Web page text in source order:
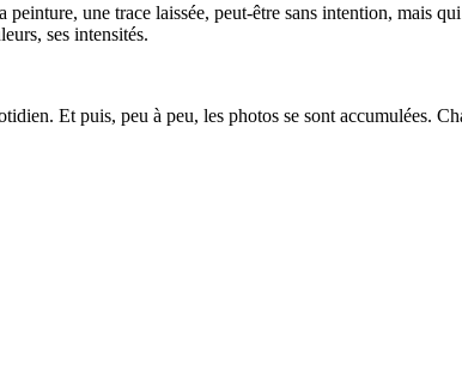
une trace laissée, peut-être sans intention, mais
ses intensités.
Et puis, peu à peu, les photos se sont accumulées.